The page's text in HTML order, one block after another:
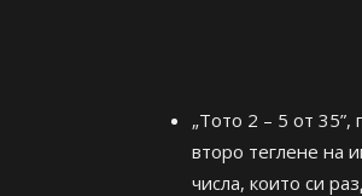
„Тото 2 – 5 от
второ теглене на
числа, които си